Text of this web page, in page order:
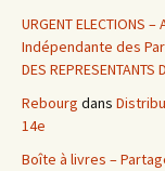
URGENT ELECTIONS
Indépendante des
DES REPRESENTANTS
Rebourg dans
14e
Boîte à livres –